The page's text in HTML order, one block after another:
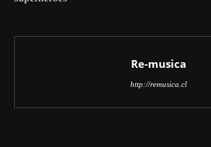
Re-musica
http://remusica.cl